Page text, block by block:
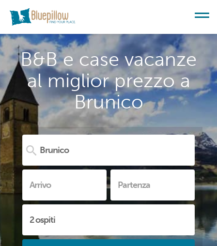
B&B e case vacanze
al miglior prezzo a
Brunico